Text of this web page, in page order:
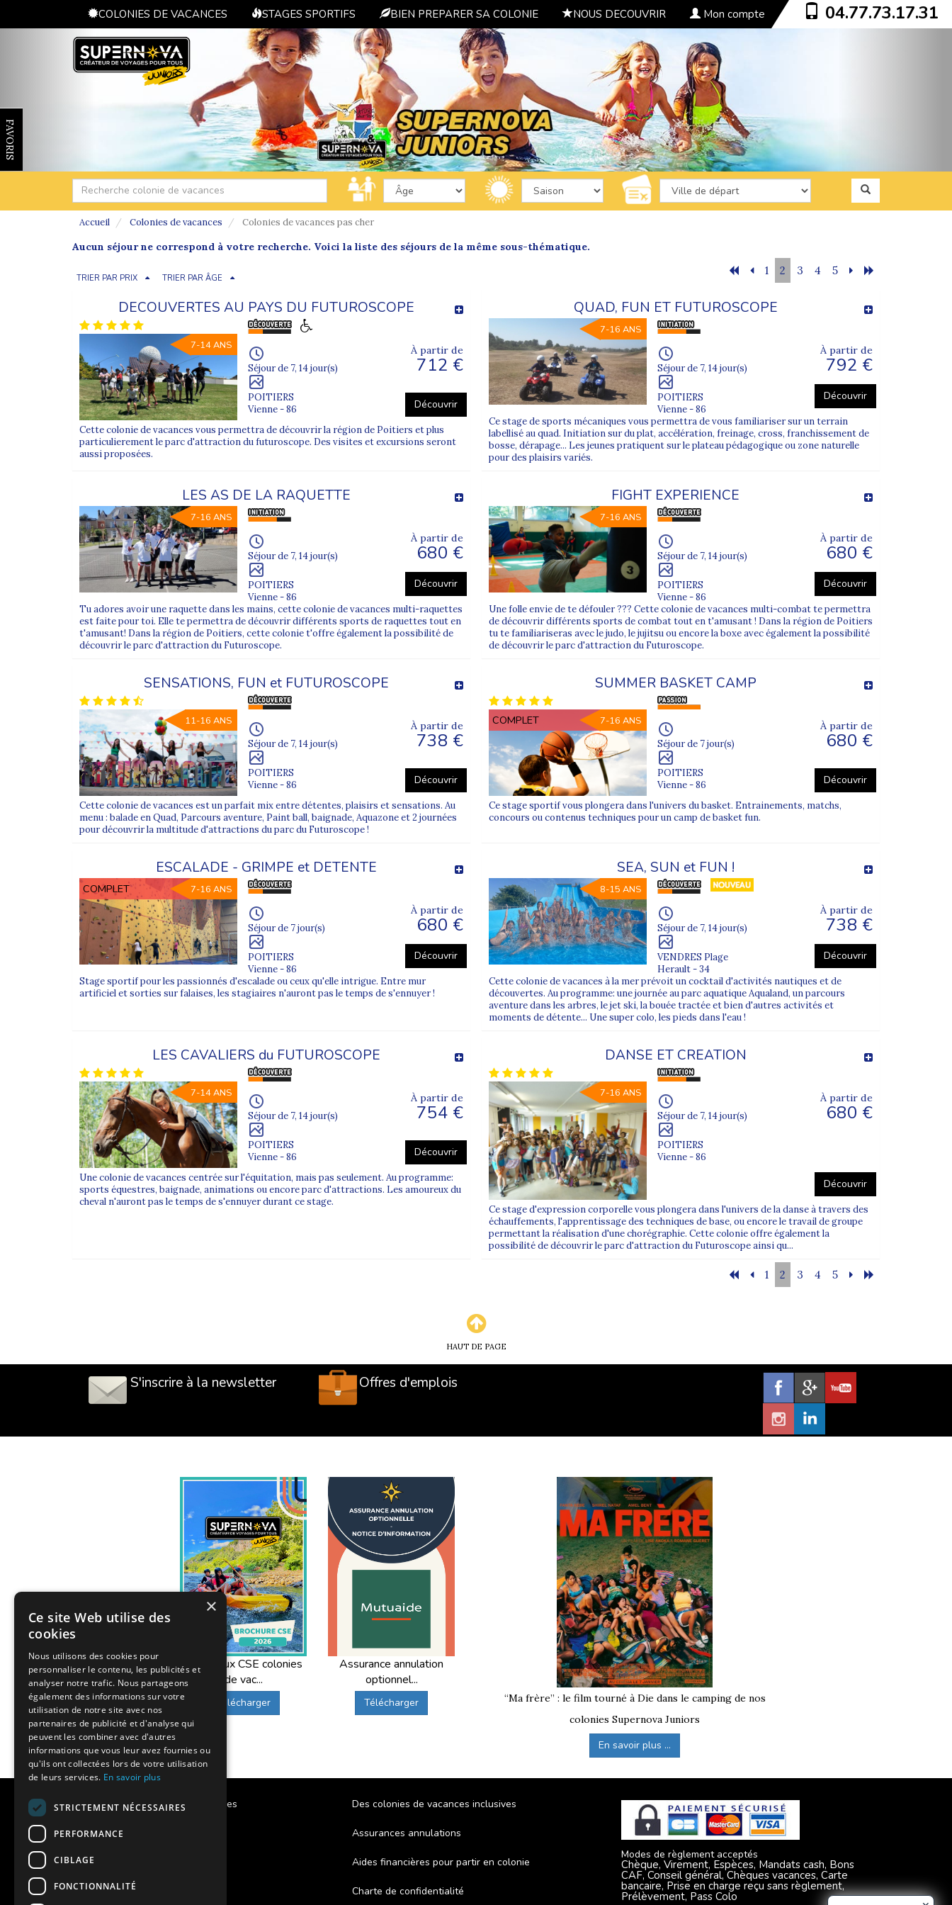
COLONIES DE VACANCES STAGES SPORTIFS BIEN PREPARER SA COLONIE NOUS DECOUVRIR Mon compte 04.77.73.17.31
FAVORIS
Accueil Colonies de vacances Colonies de vacances pas cher
Aucun séjour ne correspond à votre recherche. Voici la liste des séjours de la même sous-thématique.
TRIER PAR PRIX TRIER PAR ÂGE
1 2 3 4 5
DECOUVERTES AU PAYS DU FUTUROSCOPE
7-14 ANS
Séjour de 7, 14 jour(s)
POITIERS
Vienne - 86
À partir de
712 €
Découvrir
Cette colonie de vacances vous permettra de découvrir la région de Poitiers et plus
particulierement le parc d'attraction du futuroscope. Des visites et excursions seront
aussi proposées.
QUAD, FUN ET FUTUROSCOPE
7-16 ANS
Séjour de 7, 14 jour(s)
POITIERS
Vienne - 86
À partir de
792 €
Découvrir
Ce stage de sports mécaniques vous permettra de vous familiariser sur un terrain
labellisé au quad. Initiation sur du plat, accélération, freinage, cross, franchissement de
bosse, dérapage... Les jeunes pratiquent sur le plateau pédagogique ou zone naturelle
pour des plaisirs variés.
LES AS DE LA RAQUETTE
7-16 ANS
Séjour de 7, 14 jour(s)
POITIERS
Vienne - 86
À partir de
680 €
Découvrir
Tu adores avoir une raquette dans les mains, cette colonie de vacances multi-raquettes
est faite pour toi. Elle te permettra de découvrir différents sports de raquettes tout en
t'amusant! Dans la région de Poitiers, cette colonie t'offre également la possibilité de
découvrir le parc d'attraction du Futuroscope.
FIGHT EXPERIENCE
7-16 ANS
Séjour de 7, 14 jour(s)
POITIERS
Vienne - 86
À partir de
680 €
Découvrir
Une folle envie de te défouler ??? Cette colonie de vacances multi-combat te permettra
de découvrir différents sports de combat tout en t'amusant ! Dans la région de Poitiers
tu te familiariseras avec le judo, le jujitsu ou encore la boxe avec également la possibilité
de découvrir le parc d'attraction du Futuroscope.
SENSATIONS, FUN et FUTUROSCOPE
11-16 ANS
Séjour de 7, 14 jour(s)
POITIERS
Vienne - 86
À partir de
738 €
Découvrir
Cette colonie de vacances est un parfait mix entre détentes, plaisirs et sensations. Au
menu : balade en Quad, Parcours aventure, Paint ball, baignade, Aquazone et 2 journées
pour découvrir la multitude d'attractions du parc du Futuroscope !
SUMMER BASKET CAMP
COMPLET 7-16 ANS
Séjour de 7 jour(s)
POITIERS
Vienne - 86
À partir de
680 €
Découvrir
Ce stage sportif vous plongera dans l'univers du basket. Entrainements, matchs,
concours ou contenus techniques pour un camp de basket fun.
ESCALADE - GRIMPE et DETENTE
COMPLET 7-16 ANS
Séjour de 7 jour(s)
POITIERS
Vienne - 86
À partir de
680 €
Découvrir
Stage sportif pour les passionnés d'escalade ou ceux qu'elle intrigue. Entre mur
artificiel et sorties sur falaises, les stagiaires n'auront pas le temps de s'ennuyer !
SEA, SUN et FUN !
8-15 ANS
Séjour de 7, 14 jour(s)
VENDRES Plage
Herault - 34
À partir de
738 €
Découvrir
Cette colonie de vacances à la mer prévoit un cocktail d'activités nautiques et de
découvertes. Au programme: une journée au parc aquatique Aqualand, un parcours
aventure dans les arbres, le jet ski, la bouée tractée et bien d'autres activités et
moments de détente... Une super colo, les pieds dans l'eau !
LES CAVALIERS du FUTUROSCOPE
7-14 ANS
Séjour de 7, 14 jour(s)
POITIERS
Vienne - 86
À partir de
754 €
Découvrir
Une colonie de vacances centrée sur l'équitation, mais pas seulement. Au programme:
sports équestres, baignade, animations ou encore parc d'attractions. Les amoureux du
cheval n'auront pas le temps de s'ennuyer durant ce stage.
DANSE ET CREATION
7-16 ANS
Séjour de 7, 14 jour(s)
POITIERS
Vienne - 86
À partir de
680 €
Découvrir
Ce stage d'expression corporelle vous plongera dans l'univers de la danse à travers des
échauffements, l'apprentissage des techniques de base, ou encore le travail de groupe
permettant la réalisation d'une chorégraphie. Cette colonie offre également la
possibilité de découvrir le parc d'attraction du Futuroscope ainsi qu...
1 2 3 4 5
HAUT DE PAGE
S'inscrire à la newsletter Offres d'emplois
Offres aux CSE colonies
de vac...
Télécharger
Assurance annulation
optionnel...
Télécharger
“Ma frère” : le film tourné à Die dans le camping de nos
colonies Supernova Juniors
En savoir plus ...
Calendrier des vacances scolaires
Notre histoire
Notre engagement
Charte qualité
Des colonies de vacances inclusives
Assurances annulations
Aides financières pour partir en colonie
Charte de confidentialité
Modes de règlement acceptés
Chèque, Virement, Espèces, Mandats cash, Bons
CAF, Conseil général, Chèques vacances, Carte
bancaire, Prise en charge reçu sans règlement,
Prélèvement, Pass Colo
×
Ce site Web utilise des
cookies
Nous utilisons des cookies pour
personnaliser le contenu, les publicités et
analyser notre trafic. Nous partageons
également des informations sur votre
utilisation de notre site avec nos
partenaires de publicité et d'analyse qui
peuvent les combiner avec d'autres
informations que vous leur avez fournies ou
qu'ils ont collectées lors de votre utilisation
de leurs services. En savoir plus
STRICTEMENT NÉCESSAIRES
PERFORMANCE
CIBLAGE
FONCTIONNALITÉ